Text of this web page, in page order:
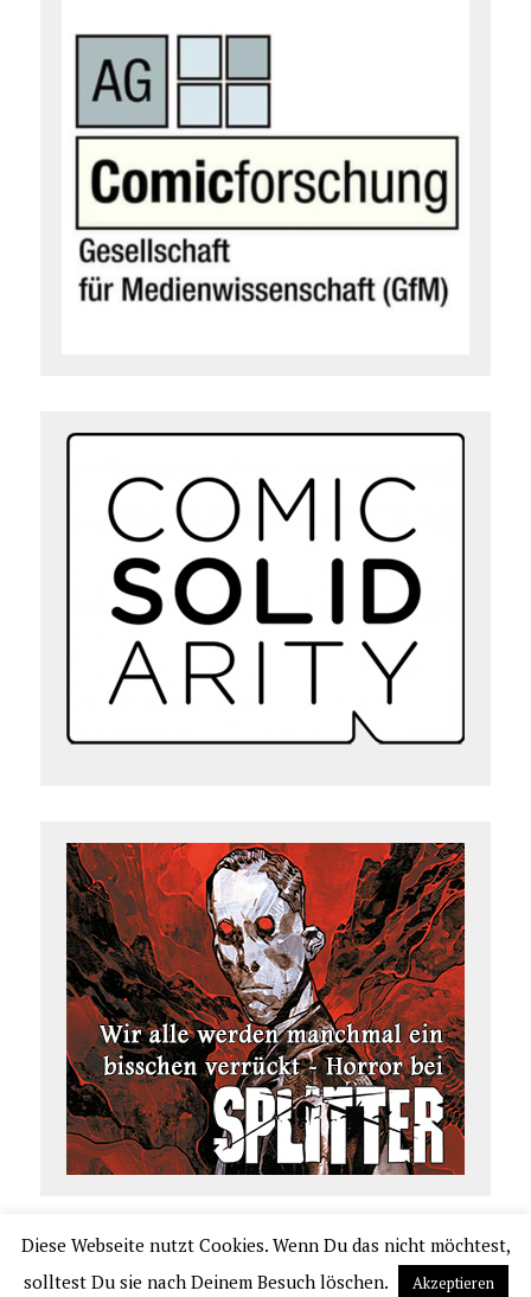
COPYRIGHT 2026 | COMIC.DE
Diese Webseite nutzt Cookies. Wenn Du das nicht möchtest,
solltest Du sie nach Deinem Besuch löschen.
Akzeptieren